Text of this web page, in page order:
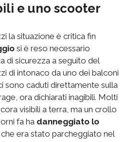
e uno scooter
la situazione è critica fin
si è reso necessario
di sicurezza a seguito del
di intonaco da uno dei balconi
sono caduti direttamente sulla
ora dichiarati inagibili. Molti
visibili a terra, ma un crollo
fa ha danneggiato lo
che era stato parcheggiato nel